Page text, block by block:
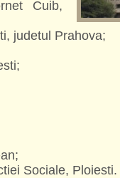
Cuib,
judetul Prahova;
Sociale, Ploiesti.